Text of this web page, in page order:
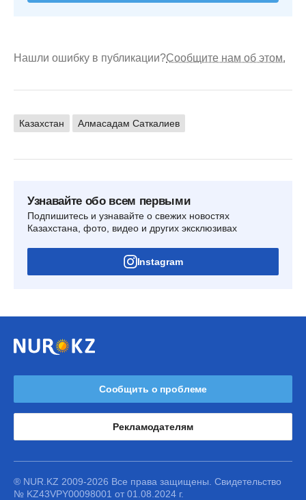
Нашли ошибку в публикации?Сообщите нам об этом.
Казахстан Алмасадам Саткалиев
Узнавайте обо всем первыми
Подпишитесь и узнавайте о свежих новостях
Казахстана, фото, видео и других эксклюзивах
Instagram
Сообщить о проблеме
Рекламодателям
® NUR.KZ 2009-2026 Все права защищены. Свидетельство
№ KZ43VPY00098001 от 01.08.2024 г.